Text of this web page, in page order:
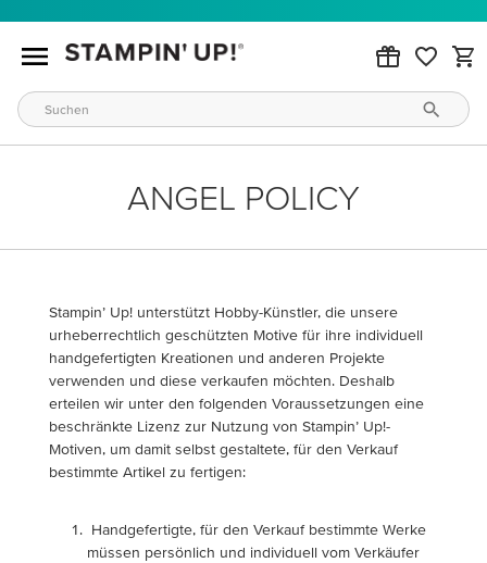
ANGEL POLICY
Stampin’ Up! unterstützt Hobby-Künstler, die unsere
urheberrechtlich geschützten Motive für ihre individuell
handgefertigten Kreationen und anderen Projekte
verwenden und diese verkaufen möchten. Deshalb
erteilen wir unter den folgenden Voraussetzungen eine
beschränkte Lizenz zur Nutzung von Stampin’ Up!-
Motiven, um damit selbst gestaltete, für den Verkauf
bestimmte Artikel zu fertigen:
Handgefertigte, für den Verkauf bestimmte Werke
müssen persönlich und individuell vom Verkäufer